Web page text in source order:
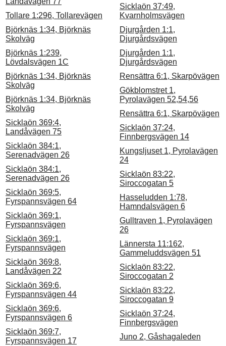
Tollare 1:296, Tollarevägen
Björknäs 1:34, Björknäs
Skolväg
Björknäs 1:239,
Lövdalsvägen 1C
Björknäs 1:34, Björknäs
Skolväg
Björknäs 1:34, Björknäs
Skolväg
Sicklaön 369:4,
Landåvägen 75
Sicklaön 384:1,
Serenadvägen 26
Sicklaön 384:1,
Serenadvägen 26
Sicklaön 369:5,
Fyrspannsvägen 64
Sicklaön 369:1,
Fyrspannsvägen
Sicklaön 369:1,
Fyrspannsvägen
Sicklaön 369:8,
Landåvägen 22
Sicklaön 369:6,
Fyrspannsvägen 44
Sicklaön 369:6,
Fyrspannsvägen 6
Sicklaön 369:7,
Fyrspannsvägen 17
Sicklaön 37:49,
Kvarnholmsvägen
Djurgården 1:1,
Djurgårdsvägen
Djurgården 1:1,
Djurgårdsvägen
Rensättra 6:1, Skarpövägen
Gökblomstret 1,
Pyrolavägen 52,54,56
Rensättra 6:1, Skarpövägen
Sicklaön 37:24,
Finnbergsvägen 14
Kungsljuset 1, Pyrolavägen
24
Sicklaön 83:22,
Siroccogatan 5
Hasseludden 1:78,
Hamndalsvägen 6
Gulltraven 1, Pyrolavägen
26
Lännersta 11:162,
Gammeluddsvägen 51
Sicklaön 83:22,
Siroccogatan 2
Sicklaön 83:22,
Siroccogatan 9
Sicklaön 37:24,
Finnbergsvägen
Juno 2, Gåshagaleden